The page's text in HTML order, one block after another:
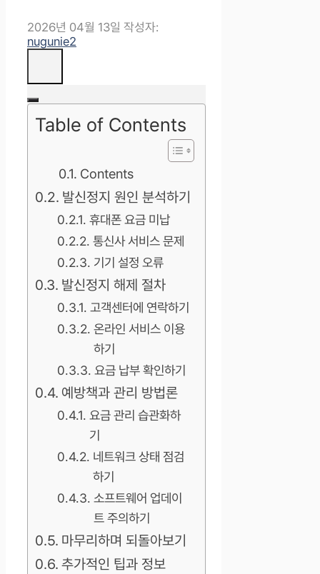
2026년 04월 13일 작성자:
nugunie2
Table of Contents
Contents
발신정지 원인 분석하기
휴대폰 요금 미납
통신사 서비스 문제
기기 설정 오류
발신정지 해제 절차
고객센터에 연락하기
온라인 서비스 이용
하기
요금 납부 확인하기
예방책과 관리 방법론
요금 관리 습관화하
기
네트워크 상태 점검
하기
소프트웨어 업데이
트 주의하기
마무리하며 되돌아보기
추가적인 팁과 정보